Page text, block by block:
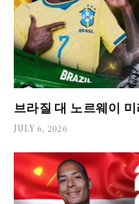
브라질 대 노르웨이
JULY 6, 2026